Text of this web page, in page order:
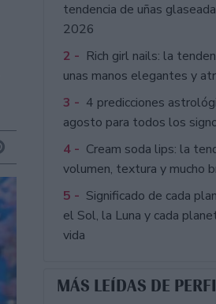
tendencia de uñas
2026
2 - Rich girl nails: la
unas manos elegantes y
3 - 4 predicciones
agosto para todos los
4 - Cream soda lips: la
volumen, textura y mucho
5 - Significado de cada
el Sol, la Luna y cada
vida
MÁS LEÍDAS DE